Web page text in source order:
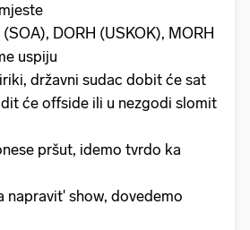
DORH (USKOK), MORH
uspiju
državni sudac dobit će sat
će offside ili u nezgodi slomit
pršut, idemo tvrdo ka
napravit' show, dovedemo